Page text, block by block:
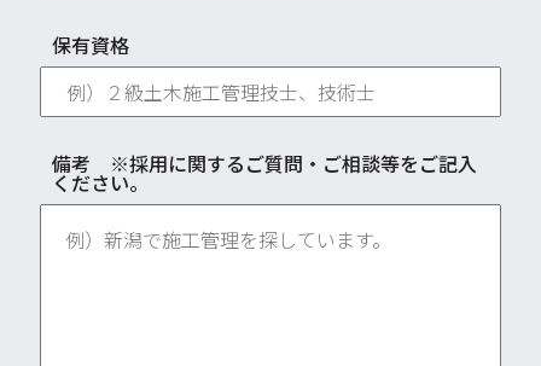
保有資格
備考 ※採用に関するご質問・ご相談等をご記入
ください。